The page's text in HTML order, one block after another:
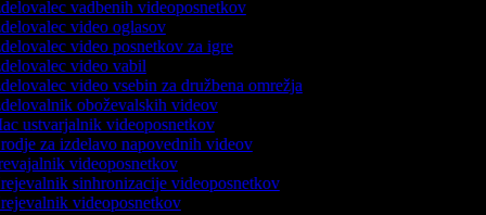
vadbenih videoposnetkov
video oglasov
video posnetkov za igre
video vabil
video vsebin za družbena omrežja
oboževalskih videov
ustvarjalnik videoposnetkov
za izdelavo napovednih videov
videoposnetkov
sinhronizacije videoposnetkov
videoposnetkov